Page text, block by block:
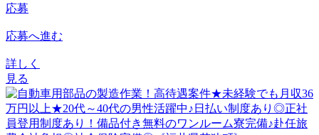
応募
応募へ進む
詳しく
見る